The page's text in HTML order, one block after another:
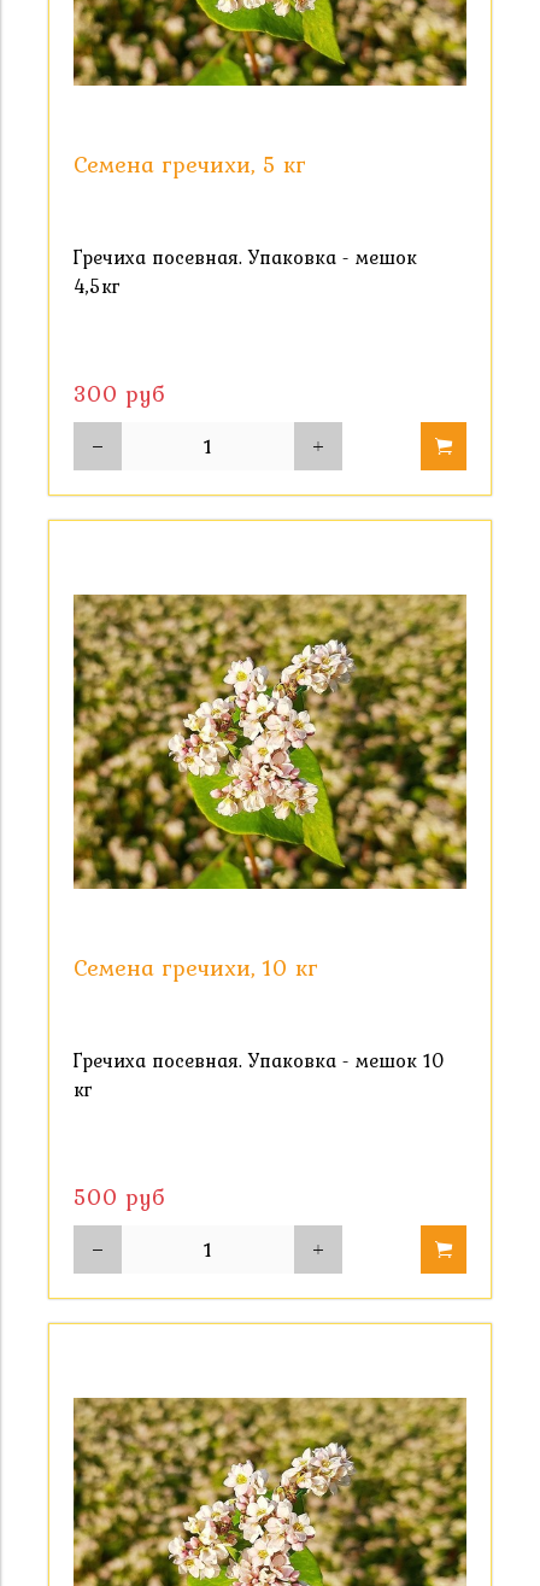
Семена гречихи, 5 кг
Гречиха посевная. Упаковка - мешок
4,5кг
300 руб
Семена гречихи, 10 кг
Гречиха посевная. Упаковка - мешок 10
кг
500 руб